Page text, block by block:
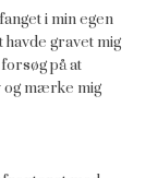
i min egen
gravet mig
på at
og mærke mig